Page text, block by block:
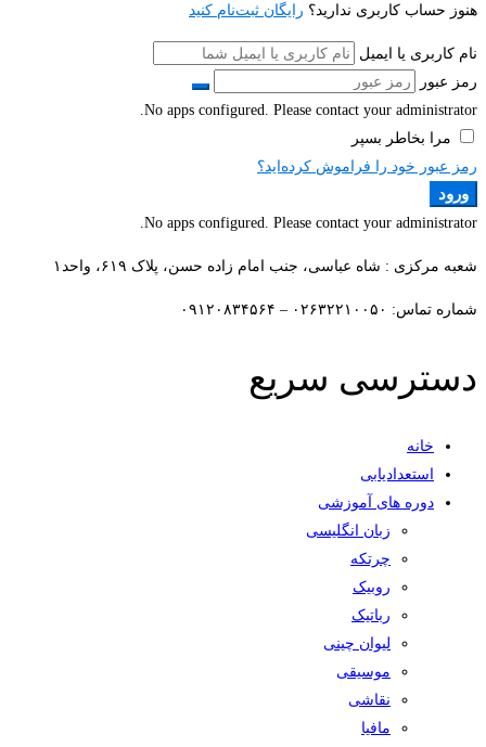
هنوز حساب کاربری ندارید؟ رایگان ثبت‌نام کنید
نام کاربری یا ایمیل
رمز عبور
No apps configured. Please contact your administrator.
مرا بخاطر بسپر
رمز عبور خود را فراموش کرده‌اید؟
ورود
No apps configured. Please contact your administrator.
شعبه مرکزی : شاه عباسی، جنب امام زاده حسن، پلاک ۶۱۹، واحد۱​
شماره تماس: ۰۲۶۳۲۲۱۰۰۵۰ – ۰۹۱۲۰۸۳۴۵۶۴
دسترسی سریع
خانه
استعدادیابی
دوره های آموزشی
زبان انگلیسی
چرتکه
روبیک
رباتیک
لیوان چینی
موسیقی
نقاشی
مافیا